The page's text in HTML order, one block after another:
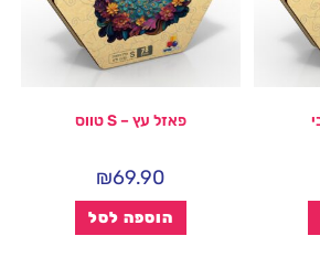
פאזל עץ – S טווס
₪69.90
הוספה לסל